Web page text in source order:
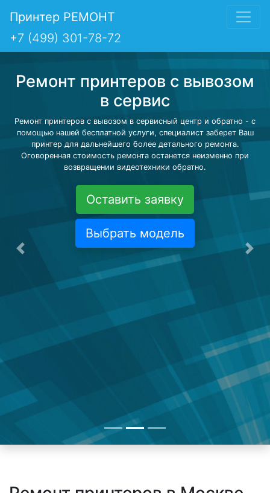
Принтер РЕМОНТ
+7 (499) 301-78-72
Ремонт принтеров с вывозом
в сервис
Ремонт принтеров с вывозом в сервисный центр и обратно - с
помощью нашей бесплатной услуги, специалист заберет Ваш
принтер для дальнейшего более детального ремонта.
Оговоренная стоимость ремонта останется неизменно при
возвращении видеотехники обратно.
Оставить заявку
Выбрать модель
Предыдущая